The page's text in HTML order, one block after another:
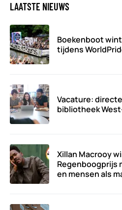
LAATSTE NIEUWS
Boekenboot
tijdens
Vacature:
bibliotheek
Xillan Macrooy
Regenboogprijs
en mensen als